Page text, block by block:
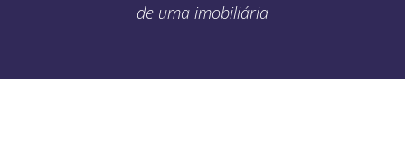
de uma imobiliária